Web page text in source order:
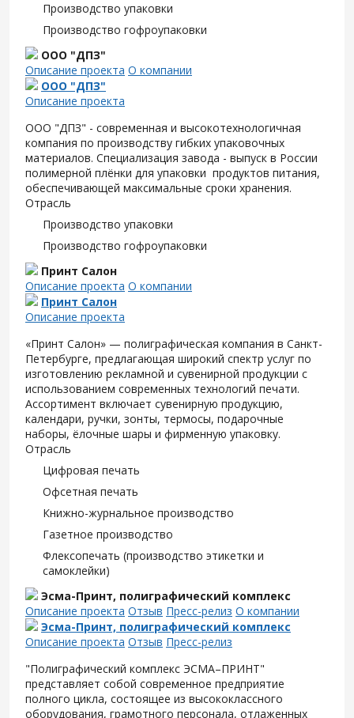
Производство упаковки
Производство гофроупаковки
ООО "ДПЗ"
Описание проекта О компании
ООО "ДПЗ"
Описание проекта
ООО "ДПЗ" - современная и высокотехнологичная
компания по производству гибких упаковочных
материалов. Специализация завода - выпуск в России
полимерной плёнки для упаковки продуктов питания,
обеспечивающей максимальные сроки хранения.
Отрасль
Производство упаковки
Производство гофроупаковки
Принт Салон
Описание проекта О компании
Принт Салон
Описание проекта
«Принт Салон» — полиграфическая компания в Санкт-
Петербурге, предлагающая широкий спектр услуг по
изготовлению рекламной и сувенирной продукции с
использованием современных технологий печати.
Ассортимент включает сувенирную продукцию,
календари, ручки, зонты, термосы, подарочные
наборы, ёлочные шары и фирменную упаковку.
Отрасль
Цифровая печать
Офсетная печать
Книжно-журнальное производство
Газетное производство
Флексопечать (производство этикетки и
самоклейки)
Эсма-Принт, полиграфический комплекс
Описание проекта Отзыв Пресс-релиз О компании
Эсма-Принт, полиграфический комплекс
Описание проекта Отзыв Пресс-релиз
"Полиграфический комплекс ЭСМА–ПРИНТ"
представляет собой современное предприятие
полного цикла, состоящее из высококлассного
оборудования, грамотного персонала, отлаженных